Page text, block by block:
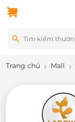
Trang chủ Mall